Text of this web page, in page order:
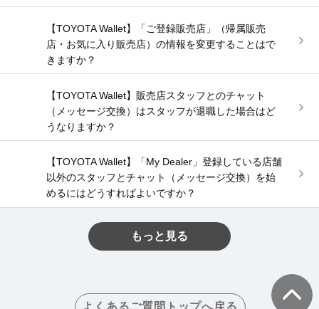
【TOYOTA Wallet】「ご登録販売店」（帰属販売
店・お気に入り販売店）の情報を変更することはで
きますか？
【TOYOTA Wallet】販売店スタッフとのチャット
（メッセージ交換）はスタッフが退職した場合はど
うなりますか？
【TOYOTA Wallet】「My Dealer」登録している店舗
以外のスタッフとチャット（メッセージ交換）を始
めるにはどうすればよいですか？
もっと見る